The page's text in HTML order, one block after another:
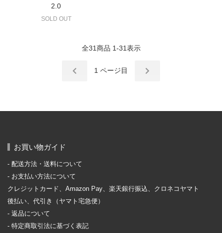
2.0
SOLD OUT
全31商品 1-31表示
1 ページ目
お買い物ガイド
配送方法・送料について
お支払い方法について
クレジットカード、Amazon Pay、楽天銀行振込、クロネコヤマト
後払い、代引き（ヤマト宅急便）
返品について
特定商取引法に基づく表記